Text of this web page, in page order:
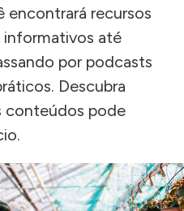
encontrará recursos
informativos até
por podcasts
Descubra
conteúdos pode